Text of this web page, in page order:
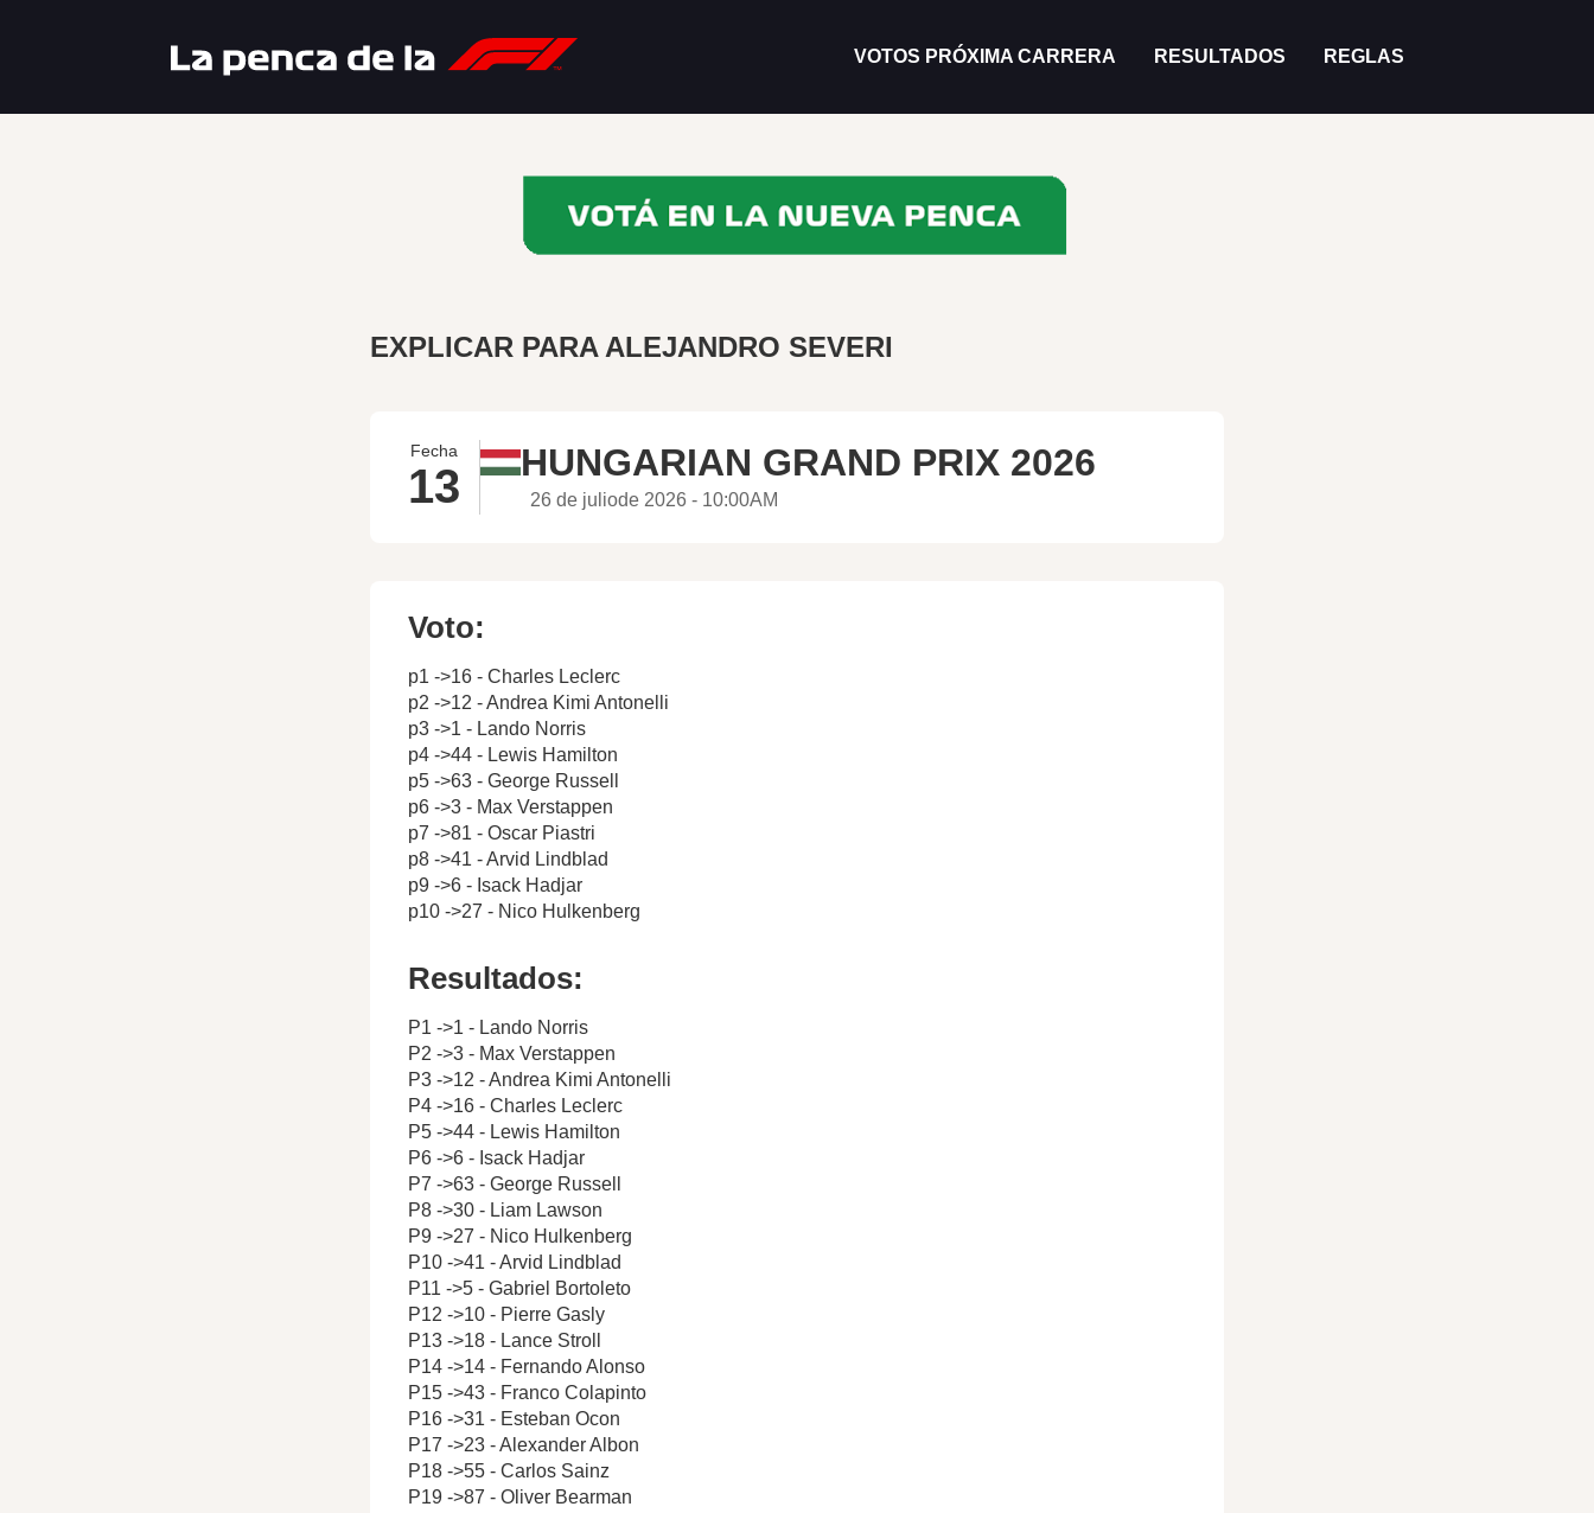
VOTOS PRÓXIMA CARRERA RESULTADOS REGLAS
EXPLICAR PARA ALEJANDRO SEVERI
Fecha
13 HUNGARIAN GRAND PRIX 2026
26 de juliode 2026 - 10:00AM
Voto:
p1 ->16 - Charles Leclerc
p2 ->12 - Andrea Kimi Antonelli
p3 ->1 - Lando Norris
p4 ->44 - Lewis Hamilton
p5 ->63 - George Russell
p6 ->3 - Max Verstappen
p7 ->81 - Oscar Piastri
p8 ->41 - Arvid Lindblad
p9 ->6 - Isack Hadjar
p10 ->27 - Nico Hulkenberg
Resultados:
P1 ->1 - Lando Norris
P2 ->3 - Max Verstappen
P3 ->12 - Andrea Kimi Antonelli
P4 ->16 - Charles Leclerc
P5 ->44 - Lewis Hamilton
P6 ->6 - Isack Hadjar
P7 ->63 - George Russell
P8 ->30 - Liam Lawson
P9 ->27 - Nico Hulkenberg
P10 ->41 - Arvid Lindblad
P11 ->5 - Gabriel Bortoleto
P12 ->10 - Pierre Gasly
P13 ->18 - Lance Stroll
P14 ->14 - Fernando Alonso
P15 ->43 - Franco Colapinto
P16 ->31 - Esteban Ocon
P17 ->23 - Alexander Albon
P18 ->55 - Carlos Sainz
P19 ->87 - Oliver Bearman